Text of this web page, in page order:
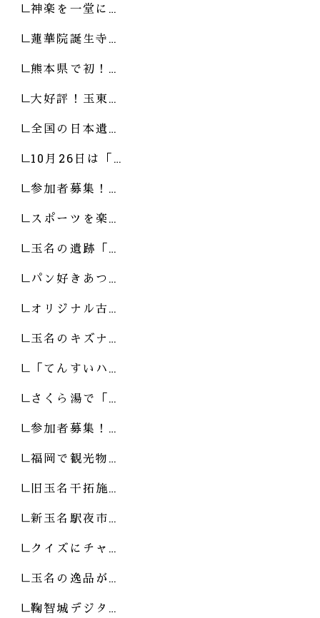
神楽を一堂に…
蓮華院誕生寺…
熊本県で初！…
大好評！玉東…
全国の日本遺…
10月26日は「…
参加者募集！…
スポーツを楽…
玉名の遺跡「…
パン好きあつ…
オリジナル古…
玉名のキズナ…
「てんすいハ…
さくら湯で「…
参加者募集！…
福岡で観光物…
旧玉名干拓施…
新玉名駅夜市…
クイズにチャ…
玉名の逸品が…
鞠智城デジタ…